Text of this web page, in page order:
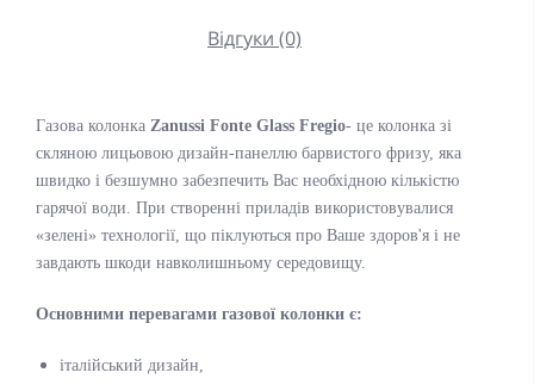
Відгуки (0)
Газова колонка Zanussi Fonte Glass Fregio- це колонка зі
скляною лицьовою дизайн-панеллю барвистого фризу, яка
швидко і безшумно забезпечить Вас необхідною кількістю
гарячої води. При створенні приладів використовувалися
«зелені» технології, що піклуються про Ваше здоров'я і не
завдають шкоди навколишньому середовищу.
Основними перевагами газової колонки є:
італійський дизайн,